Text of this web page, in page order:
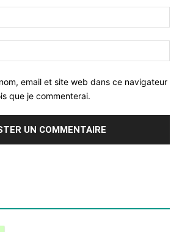
email et site web dans ce navigateur
que je commenterai.